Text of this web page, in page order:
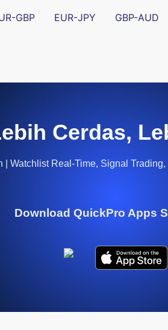
GBP EUR-JPY GBP-AUD
Cerdas,
| Watchlist Real-Time, Signal
Download QuickPro Apps